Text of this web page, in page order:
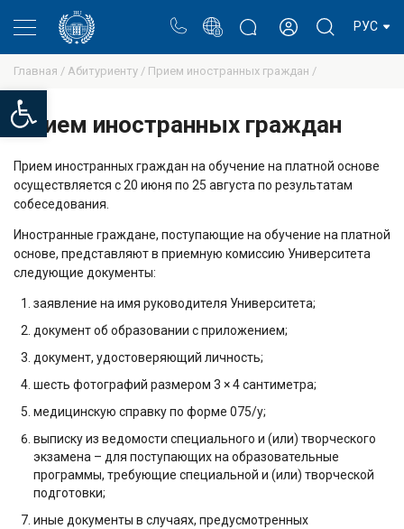
Open toolbar
РУС
Главная / Абитуриенту / Прием иностранных граждан /
Прием иностранных граждан
Прием иностранных граждан на обучение на платной основе
осуществляется с 20 июня по 25 августа по результатам
собеседования.
Иностранные граждане, поступающие на обучение на платной
основе, представляют в приемную комиссию Университета
следующие документы:
заявление на имя руководителя Университета;
документ об образовании с приложением;
документ, удостоверяющий личность;
шесть фотографий размером 3 × 4 сантиметра;
медицинскую справку по форме 075/у;
выписку из ведомости специального и (или) творческого
экзамена – для поступающих на образовательные
программы, требующие специальной и (или) творческой
подготовки;
иные документы в случаях, предусмотренных